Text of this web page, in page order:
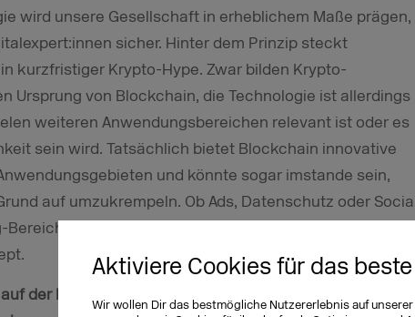
Aktiviere Cookies für das
Wir wollen Dir das bestmögliche Nutzererlebnis auf
wird unsere Gesellschaft in erheblichem Maße prägen,
sicher. Hinter dem Prinzip steckt
kurzfristiger Krypto-Hype. Zwar bilden Krypto-
Ursprung von Blockchain, die Technologie ist allerdings
weiteren Anwendungsbereichen relevant ist oder es
sein wird. Tatsächlich bietet Blockchain innovative
und könnte sogar imstande sein,
auf umzukrempeln. Ob Ads, Datenschutz oder
ist Blockchain in jedem Fall ein
der DMEXCO 2022: Bei der w3.vision auf der DMEXCO